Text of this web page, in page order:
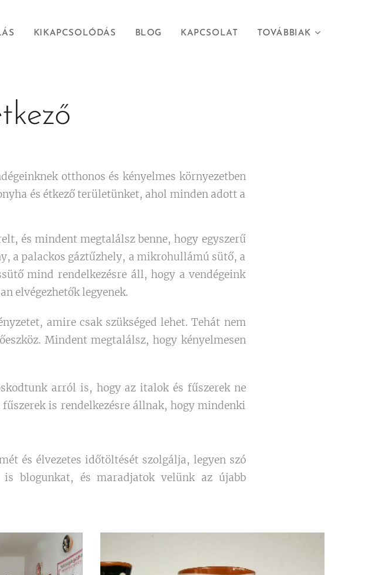
KIKAPCSOLÓDÁS BLOG KAPCSOLAT TOVÁBBIAK
otthonos és kényelmes környezetben
és étkező területünket, ahol minden adott a
és mindent megtalálsz benne, hogy egyszerű
a palackos gáztűzhely, a mikrohullámú sütő, a
mind rendelkezésre áll, hogy a vendégeink
elvégezhetők legyenek.
amire csak szükséged lehet. Tehát nem
Mindent megtalálsz, hogy kényelmesen
arról is, hogy az italok és fűszerek ne
is rendelkezésre állnak, hogy mindenki
és élvezetes időtöltését szolgálja, legyen szó
is blogunkat, és maradjatok velünk az újabb